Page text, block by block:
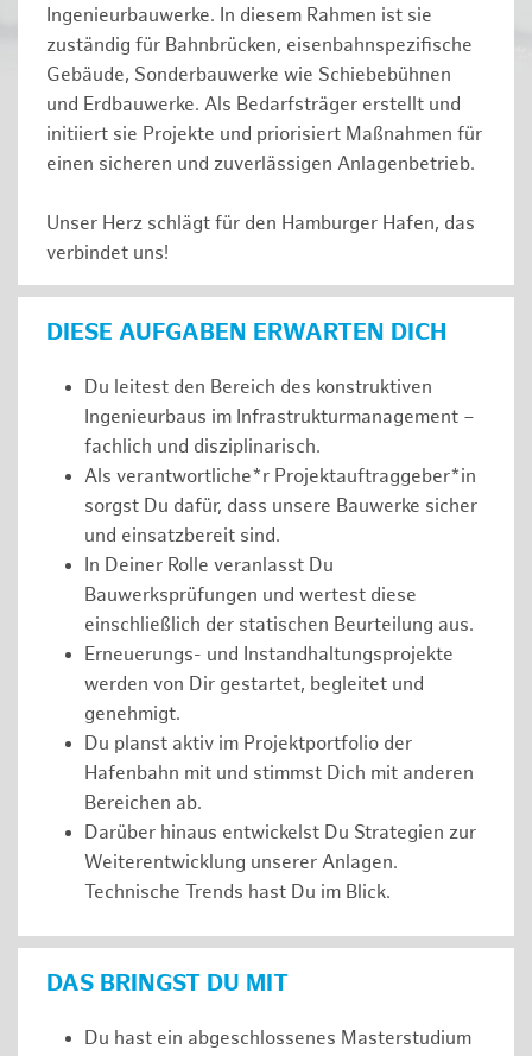
Ingenieurbauwerke. In diesem Rahmen ist sie
zuständig für Bahnbrücken, eisenbahnspezifische
Gebäude, Sonderbauwerke wie Schiebebühnen
und Erdbauwerke. Als Bedarfsträger erstellt und
initiiert sie Projekte und priorisiert Maßnahmen für
einen sicheren und zuverlässigen Anlagenbetrieb.
Unser Herz schlägt für den Hamburger Hafen, das
verbindet uns!
DIESE AUFGABEN ERWARTEN DICH
Du leitest den Bereich des konstruktiven
Ingenieurbaus im Infrastrukturmanagement –
fachlich und disziplinarisch.
Als verantwortliche*r Projektauftraggeber*in
sorgst Du dafür, dass unsere Bauwerke sicher
und einsatzbereit sind.
In Deiner Rolle veranlasst Du
Bauwerksprüfungen und wertest diese
einschließlich der statischen Beurteilung aus.
Erneuerungs- und Instandhaltungsprojekte
werden von Dir gestartet, begleitet und
genehmigt.
Du planst aktiv im Projektportfolio der
Hafenbahn mit und stimmst Dich mit anderen
Bereichen ab.
Darüber hinaus entwickelst Du Strategien zur
Weiterentwicklung unserer Anlagen.
Technische Trends hast Du im Blick.
DAS BRINGST DU MIT
Du hast ein abgeschlossenes Masterstudium